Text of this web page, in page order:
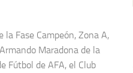
la Fase Campeón, Zona A,
Maradona de la
Fútbol de AFA, el Club